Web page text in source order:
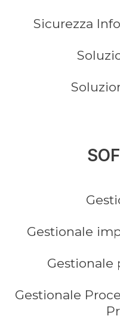
Sicurezza
Gestionale
Gestionale
Gestionale